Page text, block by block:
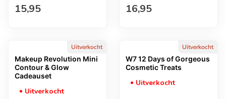
Normale prijs
15,95 Normale prijs
16,95
Uitverkocht
Makeup Revolution Mini
Contour & Glow
Cadeauset
Uitverkocht
Uitverkocht
W7 12 Days of Gorgeous
Cosmetic Treats
Uitverkocht